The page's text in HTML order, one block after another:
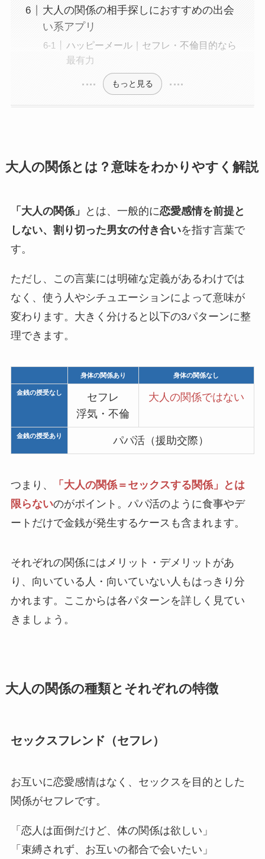
大人の関係の相手探しにおすすめの出会
い系アプリ
ハッピーメール｜セフレ・不倫目的なら
最有力
もっと見る
大人の関係とは？意味をわかりやすく解説
「大人の関係」 とは、一般的に恋愛感情を前提と
しない、割り切った男女の付き合いを指す言葉で
す。
ただし、この言葉には明確な定義があるわけでは
なく、使う人やシチュエーションによって意味が
変わります。大きく分けると以下の3パターンに整
理できます。
身体の関係あり 身体の関係なし
金銭の授受なし
セフレ
浮気・不倫
大人の関係ではない
金銭の授受あり パパ活（援助交際）
つまり、
「大人の関係＝セックスする関係」とは
限らないのがポイント。パパ活のように食事やデ
ートだけで金銭が発生するケースも含まれます。
それぞれの関係にはメリット・デメリットがあ
り、向いている人・向いていない人もはっきり分
かれます。ここからは各パターンを詳しく見てい
きましょう。
大人の関係の種類とそれぞれの特徴
セックスフレンド（セフレ）
お互いに恋愛感情はなく、セックスを目的とした
関係がセフレです。
「恋人は面倒だけど、体の関係は欲しい」
「束縛されず、お互いの都合で会いたい」